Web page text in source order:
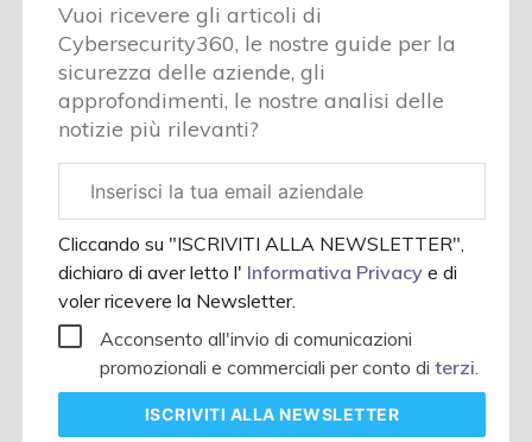
Vuoi ricevere gli articoli di
Cybersecurity360, le nostre guide per la
sicurezza delle aziende, gli
approfondimenti, le nostre analisi delle
notizie più rilevanti?
aziendale
Cliccando su "ISCRIVITI ALLA NEWSLETTER",
dichiaro di aver letto l' Informativa Privacye di
voler ricevere la Newsletter.
Acconsento all'invio di comunicazioni
promozionali e commerciali per conto diterzi.
ISCRIVITI ALLA NEWSLETTER